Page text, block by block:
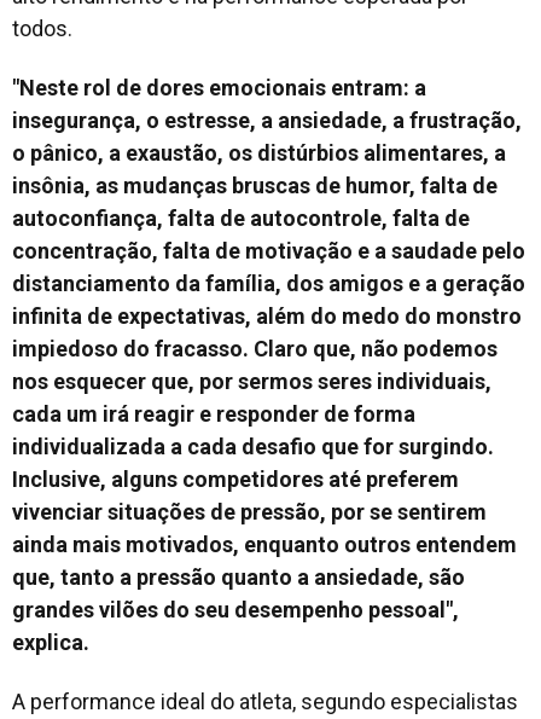
todos.
"Neste rol de dores emocionais entram: a
insegurança, o estresse, a ansiedade, a frustração,
o pânico, a exaustão, os distúrbios alimentares, a
insônia, as mudanças bruscas de humor, falta de
autoconfiança, falta de autocontrole, falta de
concentração, falta de motivação e a saudade pelo
distanciamento da família, dos amigos e a geração
infinita de expectativas, além do medo do monstro
impiedoso do fracasso. Claro que, não podemos
nos esquecer que, por sermos seres individuais,
cada um irá reagir e responder de forma
individualizada a cada desafio que for surgindo.
Inclusive, alguns competidores até preferem
vivenciar situações de pressão, por se sentirem
ainda mais motivados, enquanto outros entendem
que, tanto a pressão quanto a ansiedade, são
grandes vilões do seu desempenho pessoal",
explica.
A performance ideal do atleta, segundo especialistas